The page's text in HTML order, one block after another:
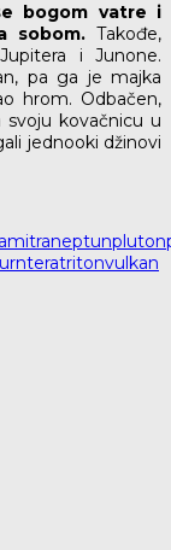
bogom vatre i
sobom. Takođe,
i Junone.
pa ga je majka
hrom. Odbačen,
kovačnicu u
jednooki džinovi
mitraneptunpluton
teratritonvulkan